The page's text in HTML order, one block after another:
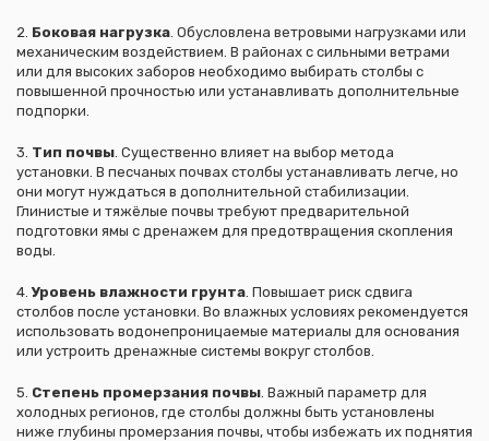
2. Боковая нагрузка . Обусловлена ветровыми нагрузками или
механическим воздействием. В районах с сильными ветрами
или для высоких заборов необходимо выбирать столбы с
повышенной прочностью или устанавливать дополнительные
подпорки.
3. Тип почвы . Существенно влияет на выбор метода
установки. В песчаных почвах столбы устанавливать легче, но
они могут нуждаться в дополнительной стабилизации.
Глинистые и тяжёлые почвы требуют предварительной
подготовки ямы с дренажем для предотвращения скопления
воды.
4.Уровень влажности грунта . Повышает риск сдвига
столбов после установки. Во влажных условиях рекомендуется
использовать водонепроницаемые материалы для основания
или устроить дренажные системы вокруг столбов.
5. Степень промерзания почвы . Важный параметр для
холодных регионов, где столбы должны быть установлены
ниже глубины промерзания почвы, чтобы избежать их поднятия